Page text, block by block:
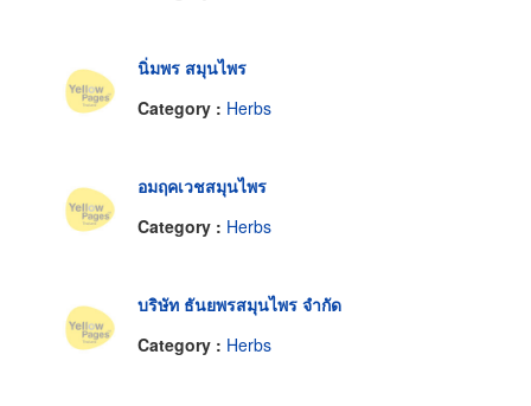
นิ่มพร สมุนไพร
Category : Herbs
อมฤคเวชสมุนไพร
Category : Herbs
บริษัท ธันยพรสมุนไพร จำกัด
Category : Herbs